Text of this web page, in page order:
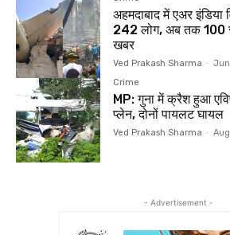
अहमदाबाद में एअर
242 लोग, अब तक 100
खबर
Ved Prakash Sharma -
Crime
MP: गुना में क्रैश हुआ
प्लेन, दोनों पायलट घायल
Ved Prakash Sharma -
- Advertisement -